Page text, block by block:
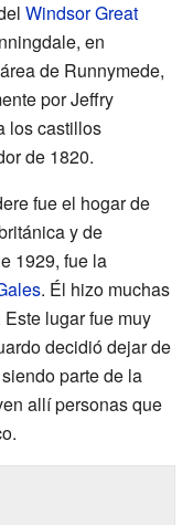
Windsor Great
en
de Runnymede,
por Jeffry
los castillos
de 1820.
fue el hogar de
y de
1929, fue la
. Él hizo muchas
lugar fue muy
decidió dejar de
parte de la
allí personas que